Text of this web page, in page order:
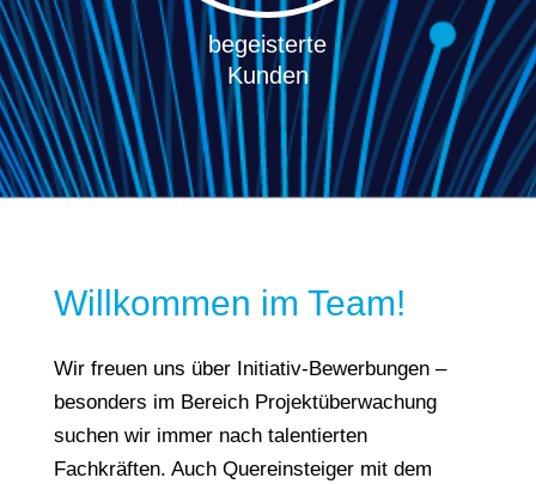
begeisterte
Kunden
Willkommen im Team!
Wir freuen uns über Initiativ-Bewerbungen –
besonders im Bereich Projektüberwachung
suchen wir immer nach talentierten
Fachkräften. Auch Quereinsteiger mit dem